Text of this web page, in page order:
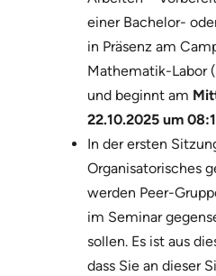
einer Bachelor-
in Präsenz am
Mathematik-Labor
und beginnt am
22.10.2025 um
In der ersten
Organisatorisches
werden Peer-
im Seminar
sollen. Es ist aus
dass Sie an dieser